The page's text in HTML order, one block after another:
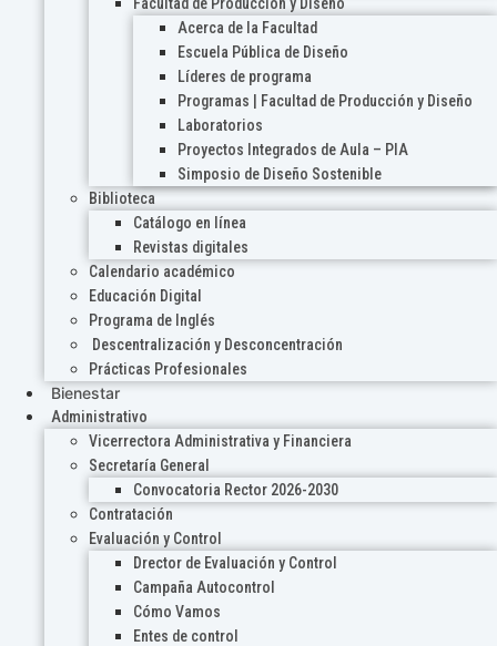
Facultad de Producción y Diseño
Acerca de la Facultad
Escuela Pública de Diseño
Líderes de programa
Programas | Facultad de Producción y Diseño
Laboratorios
Proyectos Integrados de Aula – PIA
Simposio de Diseño Sostenible
Biblioteca
Catálogo en línea
Revistas digitales
Calendario académico
Educación Digital
Programa de Inglés
Descentralización y Desconcentración
Prácticas Profesionales
Bienestar
Administrativo
Vicerrectora Administrativa y Financiera
Secretaría General
Convocatoria Rector 2026-2030
Contratación
Evaluación y Control
Drector de Evaluación y Control
Campaña Autocontrol
Cómo Vamos
Entes de control